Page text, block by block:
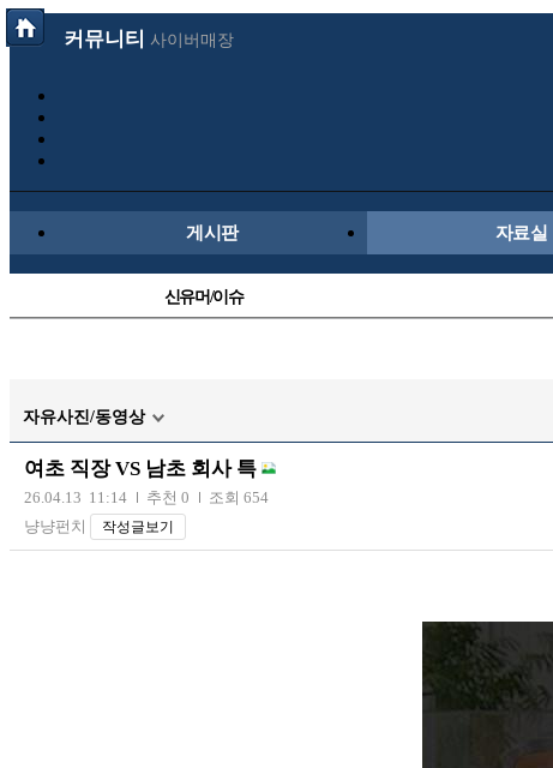
커뮤니티 사이버매장
게시판 자료실
신유머/이슈
장착시공사진
자유사진/동영상
여초 직장 VS 남초 회사 특
26.04.13 11:14 추천 0
조회 654
냥냥펀치
작성글보기